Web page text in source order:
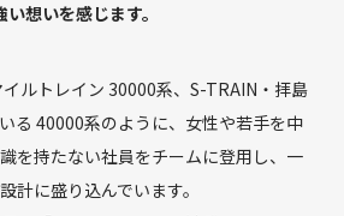
想いを感じます。
ルトレイン 30000系、S-TRAIN・拝島
る 40000系のように、女性や若手を中
を持たない社員をチームに登用し、一
計に盛り込んでいます。